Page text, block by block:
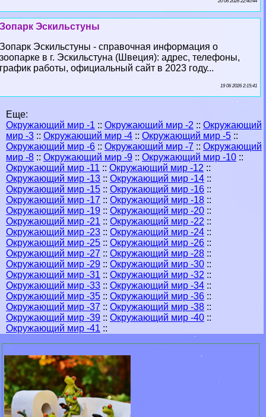
Зопарк Эскильстуны
Зопарк Эскильстуны - справочная информация о
зоопарке в г. Эскильстуна (Швеция): адрес, телефоны,
график работы, официальный сайт в 2023 году...
19 06 2026 2:15:41
Еще:
Окружающий мир -1 :: Окружающий мир -2 :: Окружающий
мир -3 :: Окружающий мир -4 :: Окружающий мир -5 ::
Окружающий мир -6 :: Окружающий мир -7 :: Окружающий
мир -8 :: Окружающий мир -9 :: Окружающий мир -10 ::
Окружающий мир -11 :: Окружающий мир -12 ::
Окружающий мир -13 :: Окружающий мир -14 ::
Окружающий мир -15 :: Окружающий мир -16 ::
Окружающий мир -17 :: Окружающий мир -18 ::
Окружающий мир -19 :: Окружающий мир -20 ::
Окружающий мир -21 :: Окружающий мир -22 ::
Окружающий мир -23 :: Окружающий мир -24 ::
Окружающий мир -25 :: Окружающий мир -26 ::
Окружающий мир -27 :: Окружающий мир -28 ::
Окружающий мир -29 :: Окружающий мир -30 ::
Окружающий мир -31 :: Окружающий мир -32 ::
Окружающий мир -33 :: Окружающий мир -34 ::
Окружающий мир -35 :: Окружающий мир -36 ::
Окружающий мир -37 :: Окружающий мир -38 ::
Окружающий мир -39 :: Окружающий мир -40 ::
Окружающий мир -41 ::